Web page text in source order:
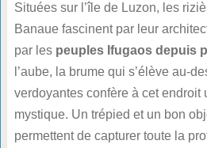
Situées sur l’île de Luzon, les
Banaue fascinent par leur
par lespeuples Ifugaos depuis
l’aube, la brume qui s’élève au-
verdoyantes confère à cet endroit
mystique. Un trépied et un bon
permettent de capturer toute la